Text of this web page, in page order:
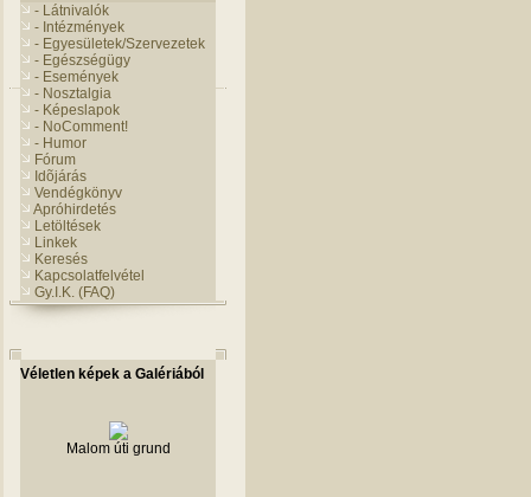
- Látnivalók
- Intézmények
- Egyesületek/Szervezetek
- Egészségügy
- Események
- Nosztalgia
- Képeslapok
- NoComment!
- Humor
Fórum
Idõjárás
Vendégkönyv
Apróhirdetés
Letöltések
Linkek
Keresés
Kapcsolatfelvétel
Gy.I.K. (FAQ)
Véletlen képek a Galériából
Malom úti grund